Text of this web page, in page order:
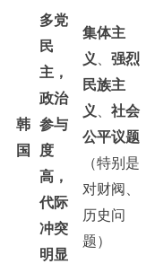
韩
国
多党
民
主，
政治
参与
度
高，
代际
冲突
明显
集体主
义
强烈
民族主
义
社会
公平议题
（特别是
对财阀、
历史问
题）